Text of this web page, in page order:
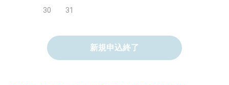
30 31
新規申込終了